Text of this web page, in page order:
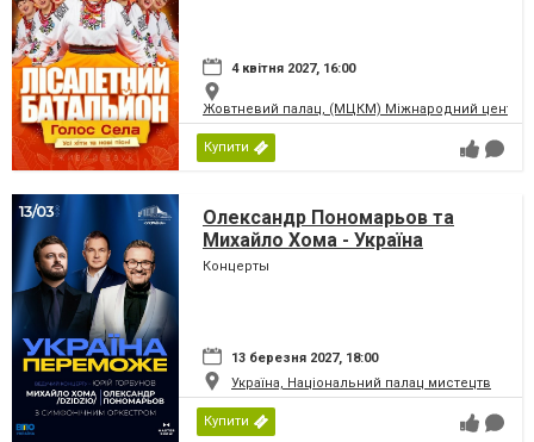
4 квітня 2027, 16:00
Жовтневий палац, (МЦКМ) Міжнародний центр
Купити
Олександр Пономарьов та
Михайло Хома - Україна
Переможе!
Концерты
13 березня 2027, 18:00
Україна, Національний палац мистецтв
Купити